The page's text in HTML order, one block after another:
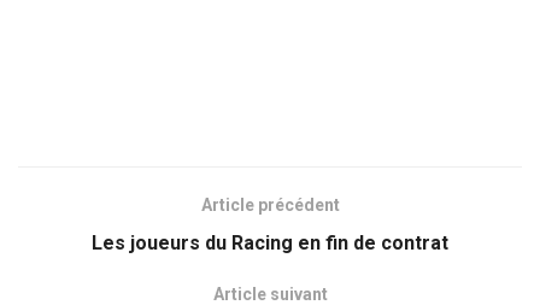
Article précédent
Les joueurs du Racing en fin de contrat
Article suivant